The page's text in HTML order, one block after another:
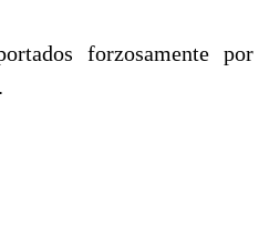
forzosamente por